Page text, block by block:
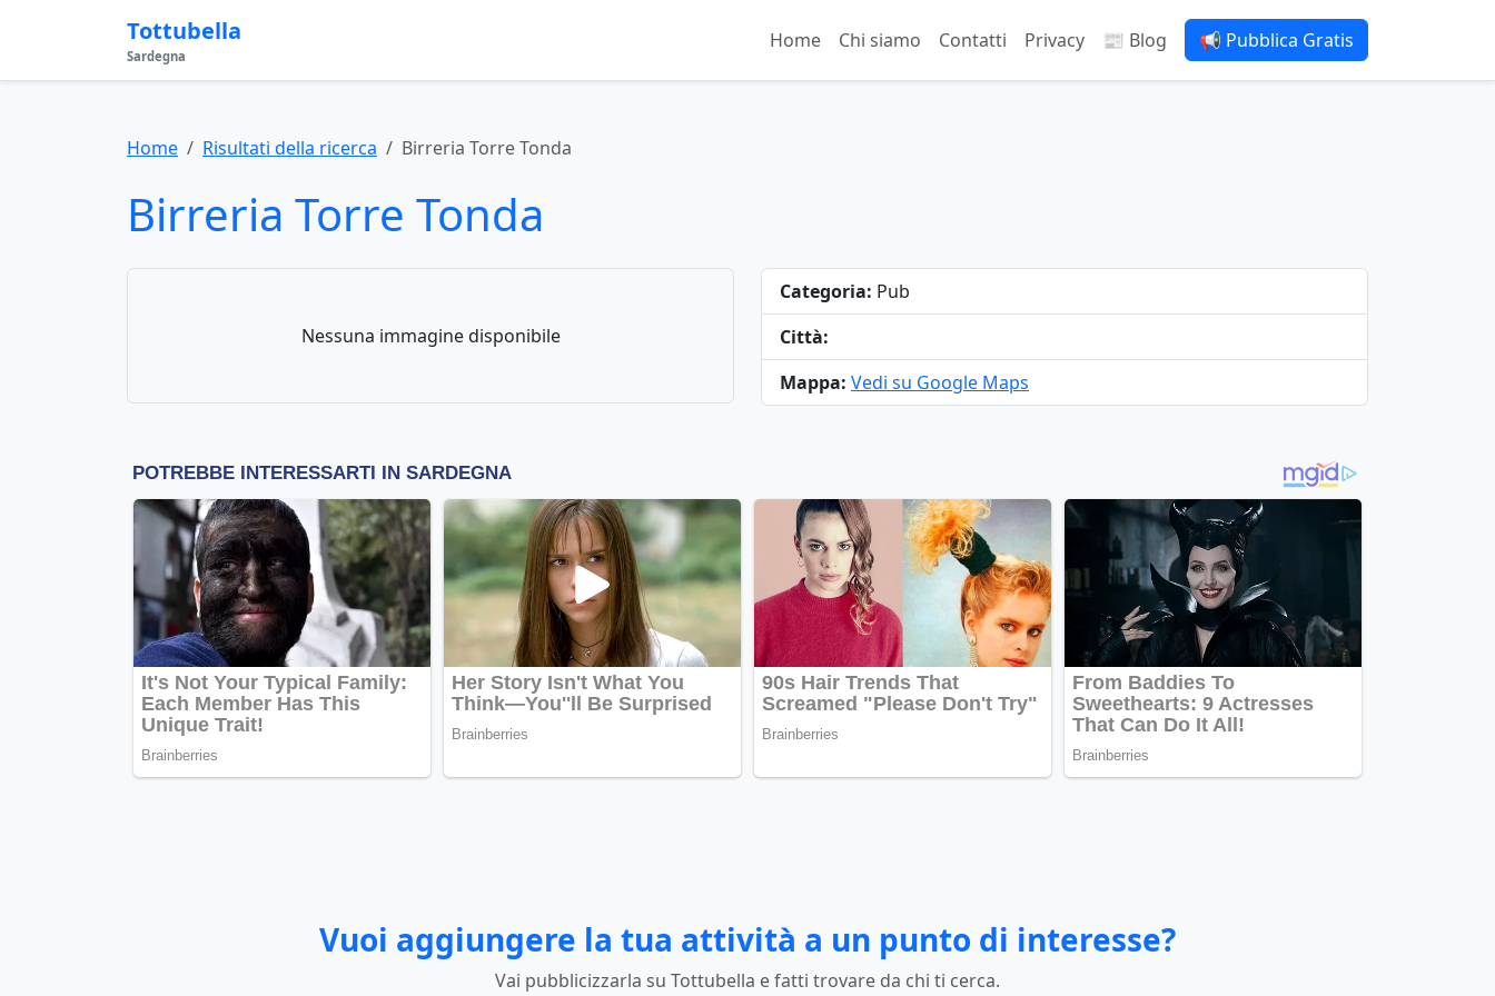
Tottubella
Sardegna
Home Chi siamo Contatti Privacy 📰 Blog 📢 Pubblica Gratis
Home Risultati della ricerca Birreria Torre Tonda
Birreria Torre Tonda
Nessuna immagine disponibile
Categoria: Pub
Città:
Mappa: Vedi su Google Maps
Vuoi aggiungere la tua attività a un punto di interesse?
Vai pubblicizzarla su Tottubella e fatti trovare da chi ti cerca.